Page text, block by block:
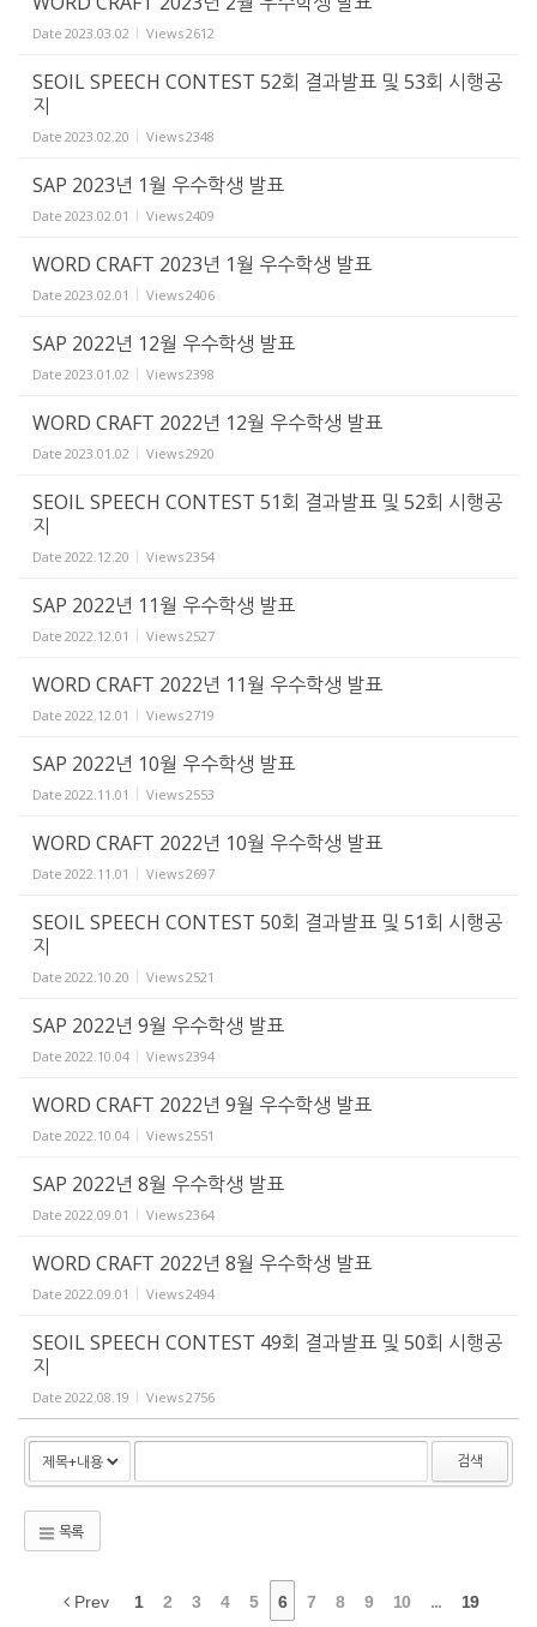
Date 2023.03.02 Views2612
SEOIL SPEECH CONTEST 52회 결과발표 및 53회 시행공
지
Date 2023.02.20 Views2348
SAP 2023년 1월 우수학생 발표
Date 2023.02.01 Views2409
WORD CRAFT 2023년 1월 우수학생 발표
Date 2023.02.01 Views2406
SAP 2022년 12월 우수학생 발표
Date 2023.01.02 Views2398
WORD CRAFT 2022년 12월 우수학생 발표
Date 2023.01.02 Views2920
SEOIL SPEECH CONTEST 51회 결과발표 및 52회 시행공
지
Date 2022.12.20 Views2354
SAP 2022년 11월 우수학생 발표
Date 2022.12.01 Views2527
WORD CRAFT 2022년 11월 우수학생 발표
Date 2022.12.01 Views2719
SAP 2022년 10월 우수학생 발표
Date 2022.11.01 Views2553
WORD CRAFT 2022년 10월 우수학생 발표
Date 2022.11.01 Views2697
SEOIL SPEECH CONTEST 50회 결과발표 및 51회 시행공
지
Date 2022.10.20 Views2521
SAP 2022년 9월 우수학생 발표
Date 2022.10.04 Views2394
WORD CRAFT 2022년 9월 우수학생 발표
Date 2022.10.04 Views2551
SAP 2022년 8월 우수학생 발표
Date 2022.09.01 Views2364
WORD CRAFT 2022년 8월 우수학생 발표
Date 2022.09.01 Views2494
SEOIL SPEECH CONTEST 49회 결과발표 및 50회 시행공
지
Date 2022.08.19 Views2756
검색
목록
Prev 1 2 3 4 5 6 7 8 9 10 ... 19